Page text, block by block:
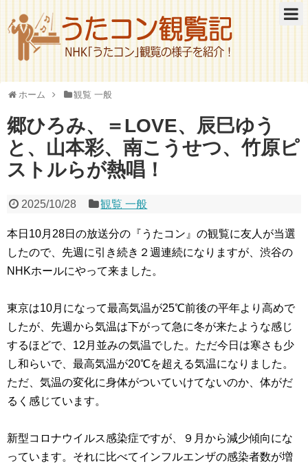
ホーム 観覧 一般
郷ひろみ、＝LOVE、辰巳ゆう
と、山本彩、南こうせつ、竹原ピ
ストルらが熱唱！
2025/10/28 観覧 一般
本日10月28日の放送分の『うたコン』の観覧に友人が当選
したので、先週に引き続き２週連続になりますが、渋谷の
NHKホールにやって来ました。
東京は10月になって最高気温が25℃前後の平年より高めで
したが、先週から気温は下がって急に冬が来たような感じ
するほどで、12月並みの気温でした。ただ今日は寒さも少
し和らいで、最高気温が20℃を超える気温になりました。
ただ、気温の変化に身体がついていけてないのか、体がだ
るく感じています。
新型コロナウイルス感染症ですが、９月から減少傾向にな
っています。それに比べてインフルエンザの感染者数が増